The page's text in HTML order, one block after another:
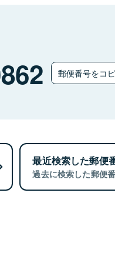
郵便番号をコ
最近検索した郵便
過去に検索した郵便